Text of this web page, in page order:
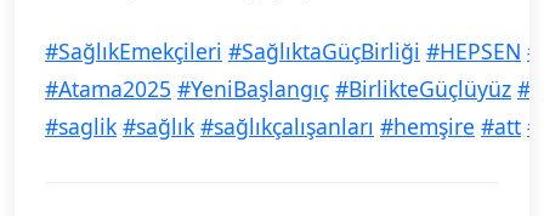
#SağlıkEmekçileri #SağlıktaGüçBirliği #HEPSEN
#Atama2025 #YeniBaşlangıç #BirlikteGüçlüyüz
#saglik #sağlık #sağlıkçalışanları #hemşire #att